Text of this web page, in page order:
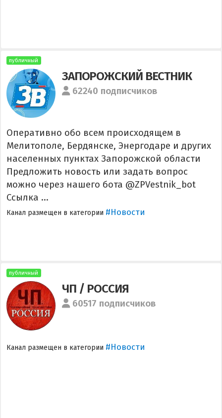
публичный
ЗАПОРОЖСКИЙ ВЕСТНИК
62240 подписчиков
Оперативно обо всем происходящем в
Мелитополе, Бердянске, Энергодаре и других
населенных пунктах Запорожской области
Предложить новость или задать вопрос
можно через нашего бота @ZPVestnik_bot
Ссылка ...
Канал размещен в категории #Новости
публичный
ЧП / РОССИЯ
60517 подписчиков
Канал размещен в категории #Новости